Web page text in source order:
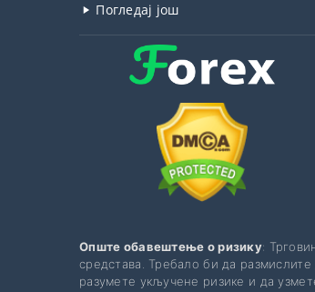
Погледај још
Опште обавештење о ризику:
средстава. Требало би да
разумете укључене ризике и да